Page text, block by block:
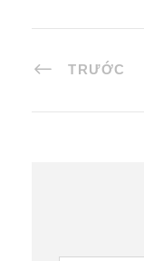
TRƯỚC